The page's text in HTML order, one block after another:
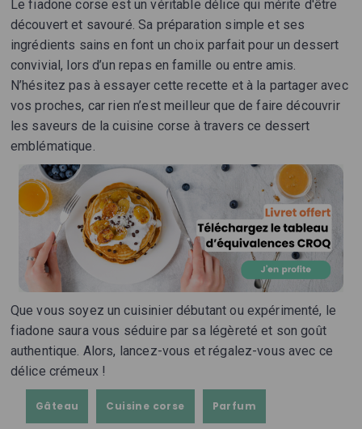
Le fiadone corse est un véritable délice qui mérite d'être
découvert et savouré. Sa préparation simple et ses
ingrédients sains en font un choix parfait pour un dessert
convivial, lors d’un repas en famille ou entre amis.
N’hésitez pas à essayer cette recette et à la partager avec
vos proches, car rien n’est meilleur que de faire découvrir
les saveurs de la cuisine corse à travers ce dessert
emblématique.
Que vous soyez un cuisinier débutant ou expérimenté, le
fiadone saura vous séduire par sa légèreté et son goût
authentique. Alors, lancez-vous et régalez-vous avec ce
délice crémeux !
Gâteau Cuisine corse Parfum